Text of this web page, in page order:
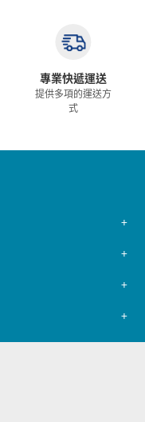
專業快遞運送
提供多項的運送方
式